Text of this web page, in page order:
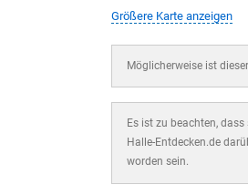
Größere Karte anzeigen
Möglicherweise ist
Es ist zu beachten,
Halle-Entdecken.de
worden sein.